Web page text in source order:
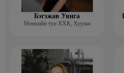
Бэгзжав Уянга
Мөнхийн тун ХХК, Хуульч